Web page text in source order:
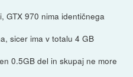
GTX 970 nima identičnega
sicer ima v totalu 4 GB
0.5GB del in skupaj ne more